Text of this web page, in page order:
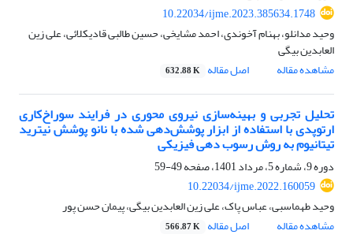
10.22034/ijme.2023.385634.1748
وحید مدانلو، بهنام آخوندی، احمد مشایخی، حسین طالبی قادیکلائی، علی زین
العابدین بیگی
مشاهده مقاله
اصل مقاله 632.88 K
تحلیل تجربی و بهینه‌سازی نیروی محوری در فرایند سوراخ‌کاری
ارتوپدی با استفاده از ابزار پوشش‌دهی شده با نانو پوشش نیترید
تیتانیوم به روش رسوب دهی فیزیکی
دوره 9، شماره 5، مرداد 1401، صفحه
49-59
10.22034/ijme.2022.160059
وحید طهماسبی، عباس پاک، علی زین العابدین بیگی، پیمان حسن پور
مشاهده مقاله
اصل مقاله 566.87 K